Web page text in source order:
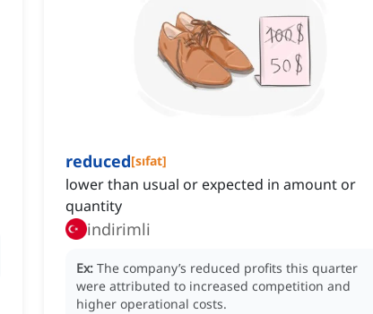
reduced[sıfat]
lower than usual or expected in amount or
quantity
indirimli
Ex: The company’s reduced profits this quarter
were attributed to increased competition and
higher operational costs.